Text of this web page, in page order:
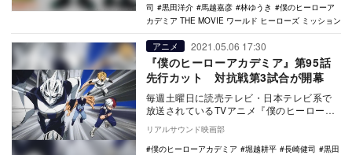
司
黒田洋介 馬越嘉彦 林ゆうき
僕のヒーローア
カデミア THE MOVIE ワールド ヒーローズ ミッション
アニメ 2021.05.06 17:30
『僕のヒーローアカデミア』第95話
先行カット 対抗戦第3試合が開幕
毎週土曜日に読売テレビ・日本テレビ系で
放送されているTVアニメ『僕のヒーローア
カデミア』より、第95話の先行カットが公
開された。…
リアルサウンド映画部
僕のヒーローアカデミア
堀越耕平 長崎健司
黒田